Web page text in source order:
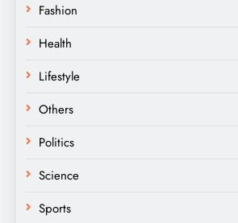
Fashion
Health
Lifestyle
Others
Politics
Science
Sports